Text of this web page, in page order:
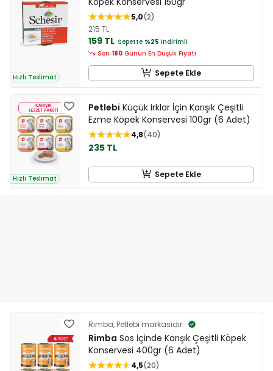
Hızlı Teslimat
5,0 2
215 TL
159 TL Sepette %25 indirimli
Son 180 Günün En Düşük Fiyatı
Sepete Ekle
Hızlı Teslimat
Petlebi Küçük Irklar İçin Karışık Çeşitli
Ezme Köpek Konservesi 100gr (6 Adet)
4,8 40
235 TL
Sepete Ekle
Rimba, Petlebi markasıdır.
Rimba Sos İçinde Karışık Çeşitli Köpek
Konservesi 400gr (6 Adet)
4,5 20